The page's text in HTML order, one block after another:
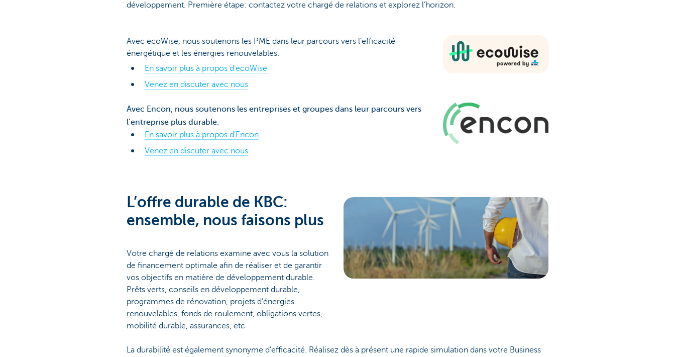
développement. Première étape: contactez votre chargé de relations et explorez l’horizon.
Avec ecoWise, nous soutenons les PME dans leur parcours vers l’efficacité
énergétique et les énergies renouvelables.
En savoir plus à propos d’ecoWise
Venez en discuter avec nous
Avec Encon, nous soutenons les entreprises et groupes dans leur parcours vers
l’entreprise plus durable.
En savoir plus à propos d’Encon
Venez en discuter avec nous
L’offre durable de KBC:
ensemble, nous faisons plus
Votre chargé de relations examine avec vous la solution
de financement optimale afin de réaliser et de garantir
vos objectifs en matière de développement durable.
Prêts verts, conseils en développement durable,
programmes de rénovation, projets d’énergies
renouvelables, fonds de roulement, obligations vertes,
mobilité durable, assurances, etc
La durabilité est également synonyme d’efficacité. Réalisez dès à présent une rapide simulation dans votre Business